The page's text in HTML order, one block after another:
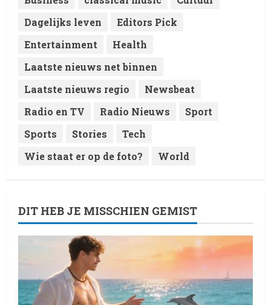
Dagelijks leven
Editors Pick
Entertainment
Health
Laatste nieuws net binnen
Laatste nieuws regio
Newsbeat
Radio en TV
Radio Nieuws
Sport
Sports
Stories
Tech
Wie staat er op de foto?
World
DIT HEB JE MISSCHIEN GEMIST